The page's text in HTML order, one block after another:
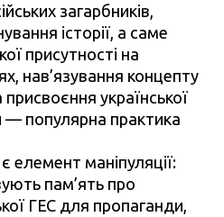
загарбників,
історії, а саме
присутності на
нав’язування концепту
присвоєння української
— популярна практика
елемент маніпуляції:
пам’ять про
ГЕС для пропаганди,